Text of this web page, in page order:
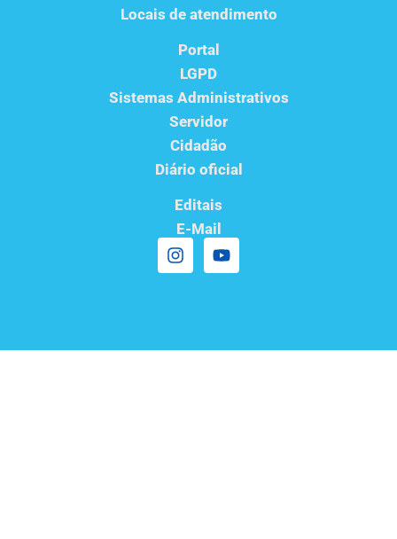
Locais de atendimento
Portal
LGPD
Sistemas Administrativos
Servidor
Cidadão
Diário oficial
Editais
E-Mail